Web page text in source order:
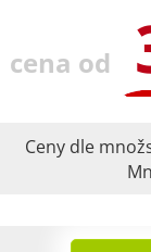
cena od
Ceny dle